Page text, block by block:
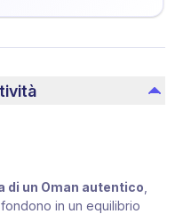
di un Oman autentico
in un equilibrio